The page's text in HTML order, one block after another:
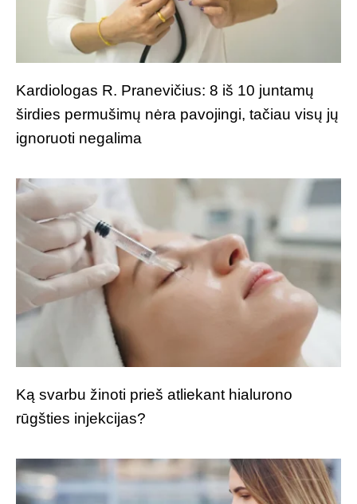
Kardiologas R. Pranevičius: 8 iš 10 juntamų
širdies permušimų nėra pavojingi, tačiau visų jų
ignoruoti negalima
Ką svarbu žinoti prieš atliekant hialurono
rūgšties injekcijas?